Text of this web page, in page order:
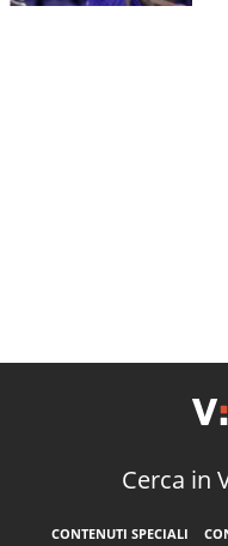
Cerca in
CONTENUTI SPECIALI